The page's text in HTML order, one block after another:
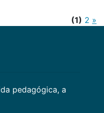
(1) 2 »
pedagógica, a